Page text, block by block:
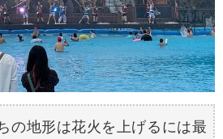
の地形は花火を上げるには最